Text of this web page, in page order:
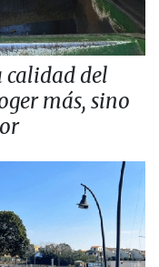
calidad del
más, sino